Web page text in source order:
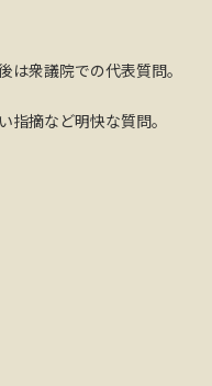
は衆議院での代表質問。
摘など明快な質問。